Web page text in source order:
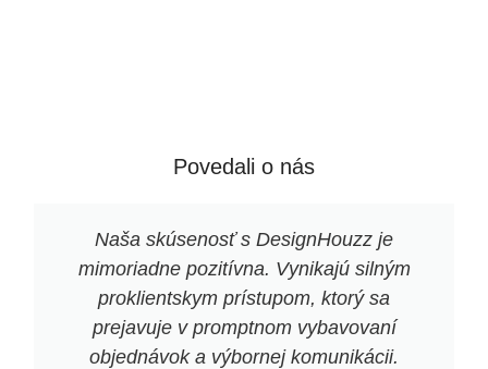
Povedali o nás
Naša skúsenosť s DesignHouzz je
mimoriadne pozitívna. Vynikajú silným
proklientskym prístupom, ktorý sa
prejavuje v promptnom vybavovaní
objednávok a výbornej komunikácii.